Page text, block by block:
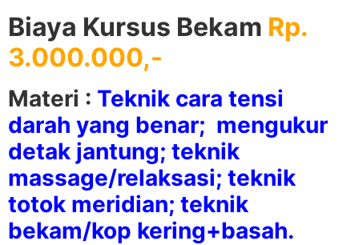
Biaya Kursus Bekam Rp.
3.000.000,-
Materi : Teknik cara tensi
darah yang benar; mengukur
detak jantung; teknik
massage/relaksasi; teknik
totok meridian; teknik
bekam/kop kering+basah.